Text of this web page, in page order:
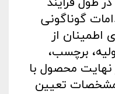
گوناگونی
اطمینان از
برچسب،
نهایت محصول با
مشخصات تعیین